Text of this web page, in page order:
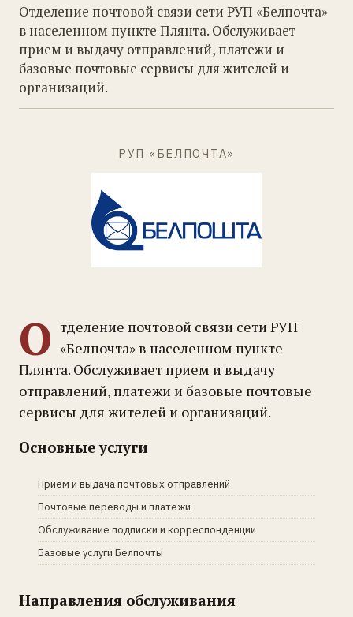
Отделение почтовой связи сети РУП «Белпочта»
в населенном пункте Плянта. Обслуживает
прием и выдачу отправлений, платежи и
базовые почтовые сервисы для жителей и
организаций.
РУП «БЕЛПОЧТА»
О тделение почтовой связи сети РУП
«Белпочта» в населенном пункте
Плянта. Обслуживает прием и выдачу
отправлений, платежи и базовые почтовые
сервисы для жителей и организаций.
Основные услуги
Прием и выдача почтовых отправлений
Почтовые переводы и платежи
Обслуживание подписки и корреспонденции
Базовые услуги Белпочты
Направления обслуживания